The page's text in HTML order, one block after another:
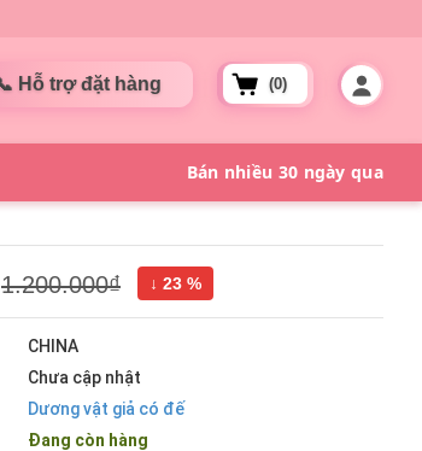
(0)
1.200.000₫ ↓ 23 %
CHINA
Chưa cập nhật
Dương vật giả có đế
Đang còn hàng